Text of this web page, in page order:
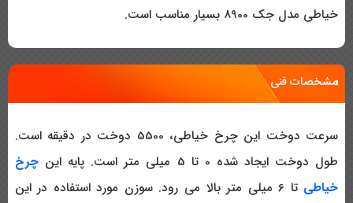
خیاطی مدل جک 8900 بسیار مناسب است.
مشخصات فنی
سرعت دوخت این چرخ خیاطی، 5500 دوخت در دقیقه است.
طول دوخت ایجاد شده 0 تا 5 میلی متر است. پایه این
چرخ
خیاطی
تا 6 میلی متر بالا می رود. سوزن مورد استفاده در این